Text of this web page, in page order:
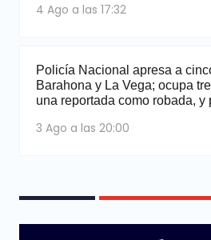
4 Ago a las 17:32
Policía Nacional apresa a
Barahona y La Vega; ocupa
una reportada como robada, y
3 Ago a las 20:00